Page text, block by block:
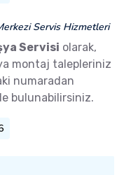
Servis Hizmetleri
Servisi olarak,
montaj talepleriniz
numaradan
bulunabilirsiniz.